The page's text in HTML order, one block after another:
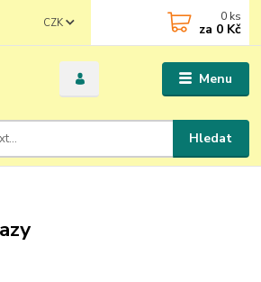
Menu
CZK
Hledat
0 ks
za 0 Kč